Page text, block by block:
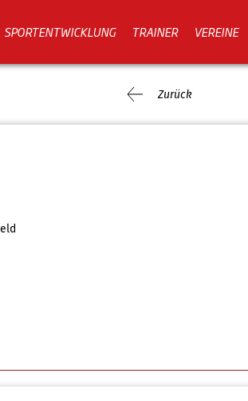
SPORTENTWICKLUNG TRAINER VEREINE
Zurück